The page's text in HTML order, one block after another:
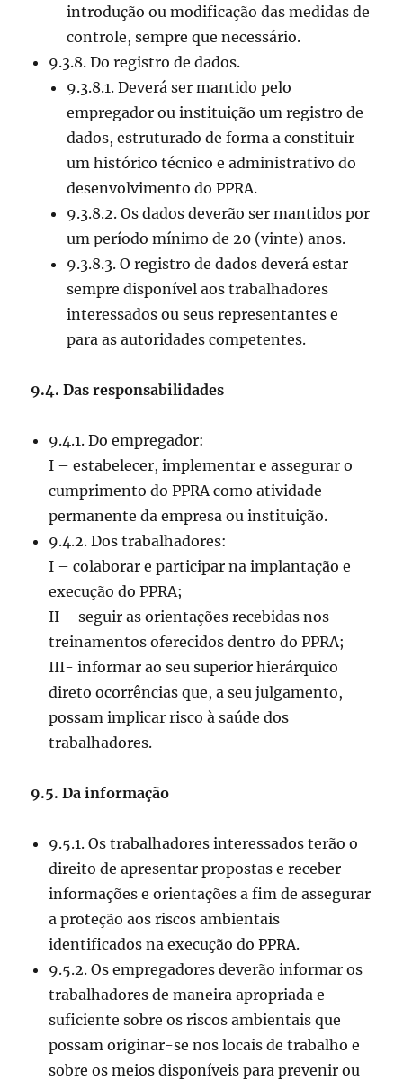
introdução ou modificação das medidas de
controle, sempre que necessário.
9.3.8. Do registro de dados.
9.3.8.1. Deverá ser mantido pelo
empregador ou instituição um registro de
dados, estruturado de forma a constituir
um histórico técnico e administrativo do
desenvolvimento do PPRA.
9.3.8.2. Os dados deverão ser mantidos por
um período mínimo de 20 (vinte) anos.
9.3.8.3. O registro de dados deverá estar
sempre disponível aos trabalhadores
interessados ou seus representantes e
para as autoridades competentes.
9.4. Das responsabilidades
9.4.1. Do empregador:
I – estabelecer, implementar e assegurar o
cumprimento do PPRA como atividade
permanente da empresa ou instituição.
9.4.2. Dos trabalhadores:
I – colaborar e participar na implantação e
execução do PPRA;
II – seguir as orientações recebidas nos
treinamentos oferecidos dentro do PPRA;
III- informar ao seu superior hierárquico
direto ocorrências que, a seu julgamento,
possam implicar risco à saúde dos
trabalhadores.
9.5. Da informação
9.5.1. Os trabalhadores interessados terão o
direito de apresentar propostas e receber
informações e orientações a fim de assegurar
a proteção aos riscos ambientais
identificados na execução do PPRA.
9.5.2. Os empregadores deverão informar os
trabalhadores de maneira apropriada e
suficiente sobre os riscos ambientais que
possam originar-se nos locais de trabalho e
sobre os meios disponíveis para prevenir ou